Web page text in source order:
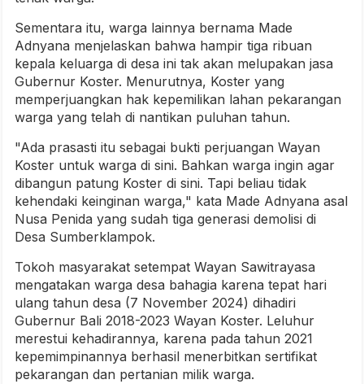
Sementara itu, warga lainnya bernama Made
Adnyana menjelaskan bahwa hampir tiga ribuan
kepala keluarga di desa ini tak akan melupakan jasa
Gubernur Koster. Menurutnya, Koster yang
memperjuangkan hak kepemilikan lahan pekarangan
warga yang telah di nantikan puluhan tahun.
"Ada prasasti itu sebagai bukti perjuangan Wayan
Koster untuk warga di sini. Bahkan warga ingin agar
dibangun patung Koster di sini. Tapi beliau tidak
kehendaki keinginan warga," kata Made Adnyana asal
Nusa Penida yang sudah tiga generasi demolisi di
Desa Sumberklampok.
Tokoh masyarakat setempat Wayan Sawitrayasa
mengatakan warga desa bahagia karena tepat hari
ulang tahun desa (7 November 2024) dihadiri
Gubernur Bali 2018-2023 Wayan Koster. Leluhur
merestui kehadirannya, karena pada tahun 2021
kepemimpinannya berhasil menerbitkan sertifikat
pekarangan dan pertanian milik warga.